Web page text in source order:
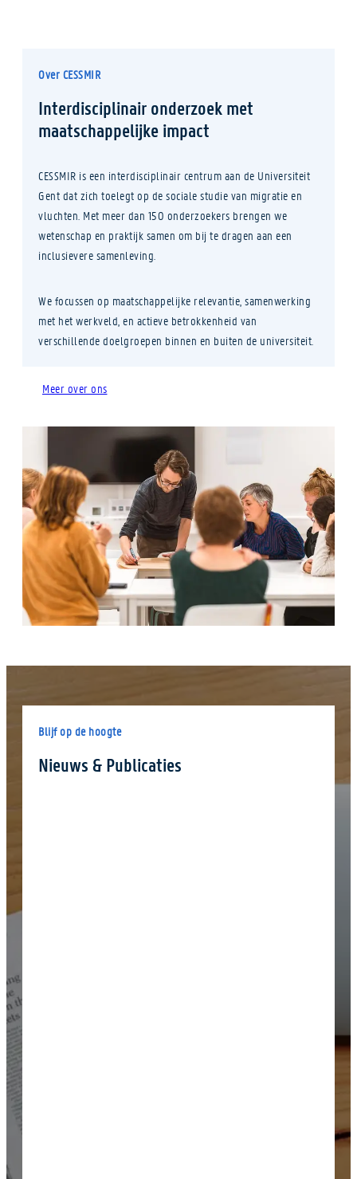
Over CESSMIR
Interdisciplinair onderzoek met
maatschappelijke impact
CESSMIR is een interdisciplinair centrum aan de Universiteit
Gent dat zich toelegt op de sociale studie van migratie en
vluchten. Met meer dan 150 onderzoekers brengen we
wetenschap en praktijk samen om bij te dragen aan een
inclusievere samenleving.
We focussen op maatschappelijke relevantie, samenwerking
met het werkveld, en actieve betrokkenheid van
verschillende doelgroepen binnen en buiten de universiteit.
Meer over ons
Blijf op de hoogte
Nieuws & Publicaties